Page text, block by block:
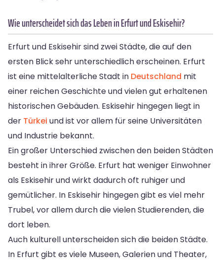
Wie unterscheidet sich das Leben in Erfurt und Eskisehir?
Erfurt und Eskisehir sind zwei Städte, die auf den
ersten Blick sehr unterschiedlich erscheinen. Erfurt
ist eine mittelalterliche Stadt in Deutschland mit
einer reichen Geschichte und vielen gut erhaltenen
historischen Gebäuden. Eskisehir hingegen liegt in
der Türkei und ist vor allem für seine Universitäten
und Industrie bekannt.
Ein großer Unterschied zwischen den beiden Städten
besteht in ihrer Größe. Erfurt hat weniger Einwohner
als Eskisehir und wirkt dadurch oft ruhiger und
gemütlicher. In Eskisehir hingegen gibt es viel mehr
Trubel, vor allem durch die vielen Studierenden, die
dort leben.
Auch kulturell unterscheiden sich die beiden Städte.
In Erfurt gibt es viele Museen, Galerien und Theater,